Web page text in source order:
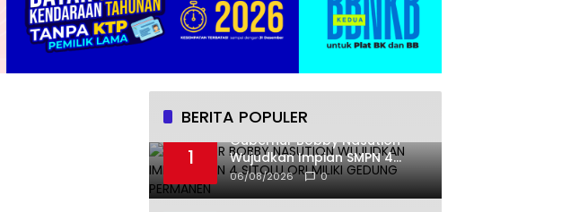
BERITA POPULER
1
Gubernur Bobby Nasution
Wujudkan Impian SMPN 4
Sitolu Ori Miliki Gedung
Permanen
06/08/2026 0